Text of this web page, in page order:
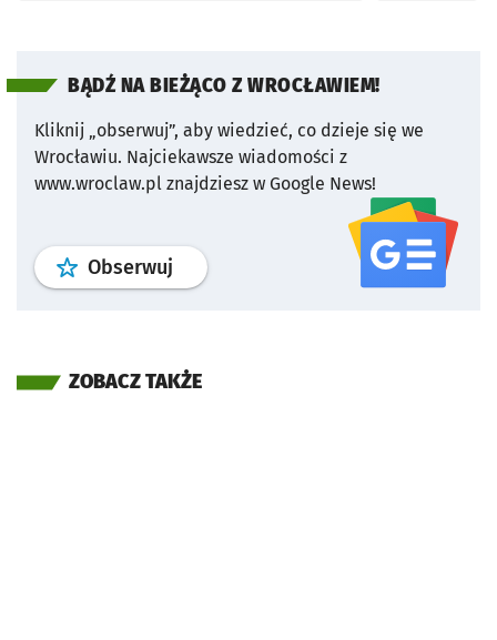
BĄDŹ NA BIEŻĄCO Z WROCŁAWIEM!
Kliknij „obserwuj”, aby wiedzieć, co dzieje się we
Wrocławiu. Najciekawsze wiadomości z
www.wroclaw.pl znajdziesz w Google News!
Obserwuj profil serwisu
ZOBACZ TAKŻE